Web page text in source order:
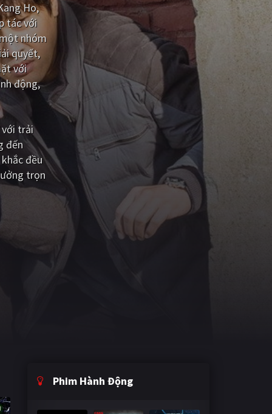
Ho,
tác với
nhóm
quyết,
với
động,
với trải
đến
đều
trọn
Phim Hành Động